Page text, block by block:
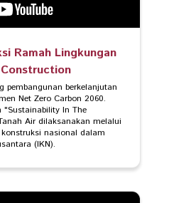
Ramah Lingkungan
pembangunan berkelanjutan
Net Zero Carbon 2060.
"Sustainability In The
Air dilaksanakan melalui
nasional dalam
(IKN).